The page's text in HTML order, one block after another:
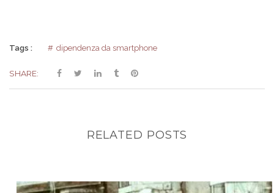
Tags : dipendenza da smartphone
SHARE:
RELATED POSTS